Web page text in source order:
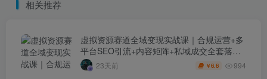
相关推荐
虚拟资源赛道全域变现实战课｜合规运营+多
平台SEO引流+内容矩阵+私域成交全套落地
玩法23天前 ￥6.6 994